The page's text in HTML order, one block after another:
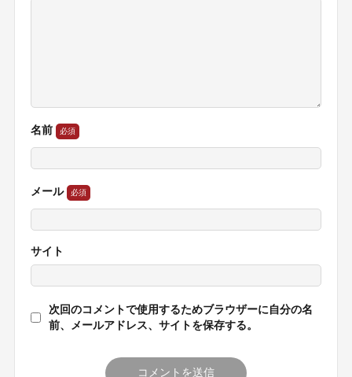
名前
メール
サイト
次回のコメントで使用するためブラウザーに自分の名
前、メールアドレス、サイトを保存する。